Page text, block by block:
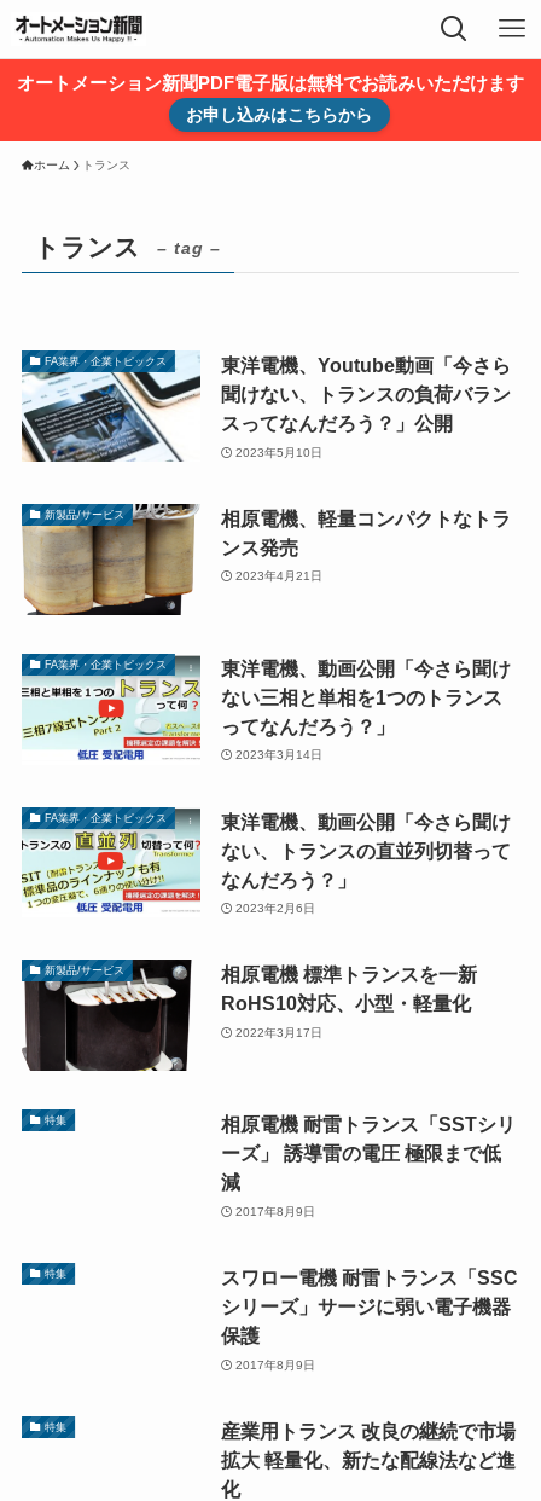
オートメーション新聞PDF電子版は無料でお読みいただけます
お申し込みはこちらから
ホーム トランス
トランス – tag –
FA業界・企業トピックス
東洋電機、Youtube動画「今さら
聞けない、トランスの負荷バラン
スってなんだろう？」公開
2023年5月10日
新製品/サービス
相原電機、軽量コンパクトなトラ
ンス発売
2023年4月21日
FA業界・企業トピックス
東洋電機、動画公開「今さら聞け
ない三相と単相を1つのトランス
ってなんだろう？」
2023年3月14日
FA業界・企業トピックス
東洋電機、動画公開「今さら聞け
ない、トランスの直並列切替って
なんだろう？」
2023年2月6日
新製品/サービス
相原電機 標準トランスを一新
RoHS10対応、小型・軽量化
2022年3月17日
特集
相原電機 耐雷トランス「SSTシリ
ーズ」 誘導雷の電圧 極限まで低
減
2017年8月9日
特集
スワロー電機 耐雷トランス「SSC
シリーズ」サージに弱い電子機器
保護
2017年8月9日
特集
産業用トランス 改良の継続で市場
拡大 軽量化、新たな配線法など進
化